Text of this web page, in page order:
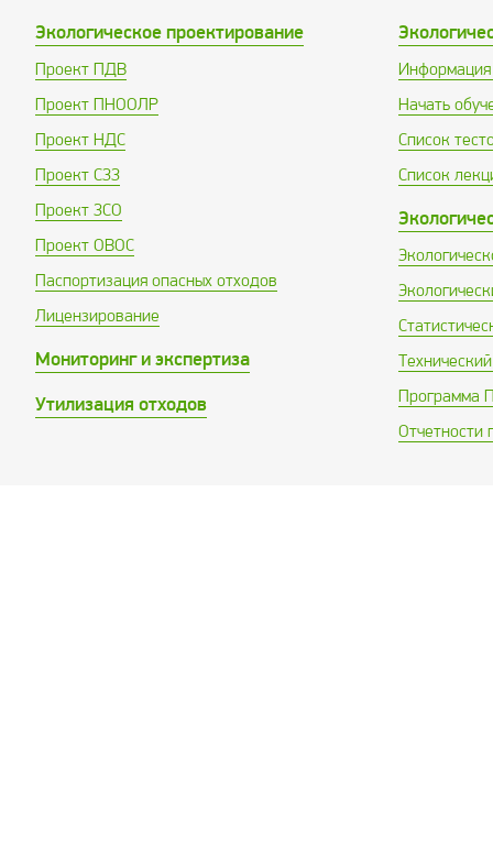
Экологическое проектирование
Проект ПДВ
Проект ПНООЛР
Проект НДС
Проект СЗЗ
Проект ЗСО
Проект ОВОС
Паспортизация опасных отходов
Лицензирование
Мониторинг и экспертиза
Утилизация отходов
Информация
Начать
Список
Список
Программа
Отчетности